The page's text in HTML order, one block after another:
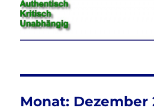
Monat: Dezember